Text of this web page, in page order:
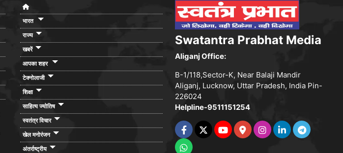
भारत
राज्य
खबरें
आपका शहर
टेक्नोलाजी
शिक्षा
साहित्य ज्योतिष
स्वतंत्र विचार
खेल मनोरंजन
अंतर्राष्ट्रीय
Swatantra Prabhat Media
Aliganj Office:
B-1/118,Sector-K, Near Balaji Mandir
Aliganj, Lucknow, Uttar Pradesh, India Pin-
226024
Helpline-9511151254